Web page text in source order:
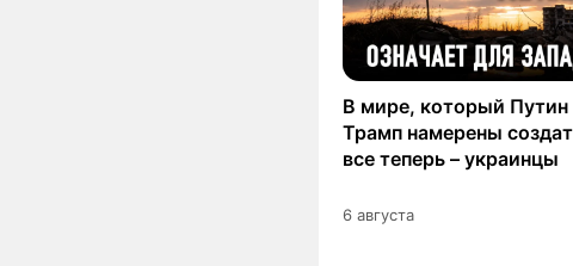
В мире, который Путин
Трамп намерены
все теперь – украинцы
6 августа